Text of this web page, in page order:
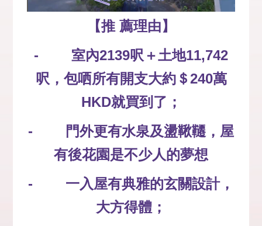
【推薦理由】
- 室內2139呎＋土地11,742
呎，包哂所有開支大約＄240萬
HKD就買到了；
- 門外更有水泉及盪鞦韆，屋
有後花園是不少人的夢想
- 一入屋有典雅的玄關設計，
大方得體；